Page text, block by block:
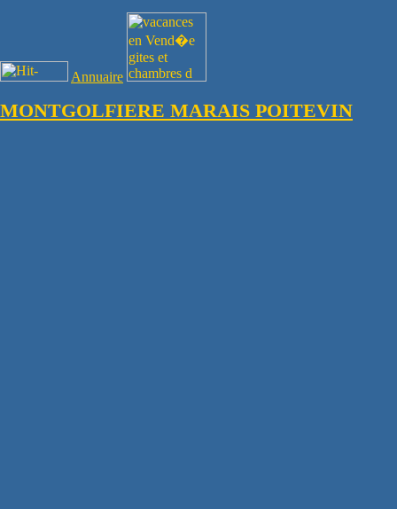
Annuaire
MONTGOLFIERE MARAIS POITEVIN